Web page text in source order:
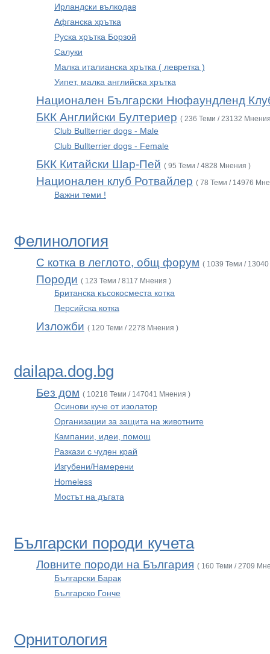
Ирландски вълкодав
Афганска хрътка
Руска хрътка Борзой
Салуки
Малка италианска хрътка ( левретка )
Уипет, малка английска хрътка
Национален Български Нюфаундленд
БКК Английски Бултериер ( 236 Теми / 23132
Club Bullterrier dogs - Male
Club Bullterrier dogs - Female
БКК Китайски Шар-Пей ( 95 Теми / 4828 Мнения )
Национален клуб Ротвайлер ( 78 Теми / 14976
Важни теми !
Фелинология
С котка в леглото, общ форум ( 1039 Теми /
Породи ( 123 Теми / 8117 Мнения )
Британска късокосместа котка
Персийска котка
Изложби ( 120 Теми / 2278 Мнения )
dailapa.dog.bg
Без дом ( 10218 Теми / 147041 Мнения )
Осинови куче от изолатор
Организации за защита на животните
Кампании, идеи, помощ
Разкази с чуден край
Изгубени/Намерени
Homeless
Мостът на дъгата
Български породи кучета
Ловните породи на България ( 160 Теми / 2709
Български Барак
Българско Гонче
Орнитология